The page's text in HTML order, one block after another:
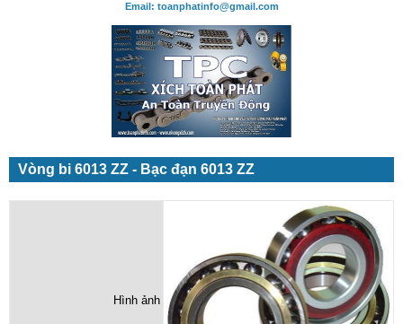
Email: toanphatinfo@gmail.com
Vòng bi 6013 ZZ - Bạc đạn 6013 ZZ
Hình ảnh